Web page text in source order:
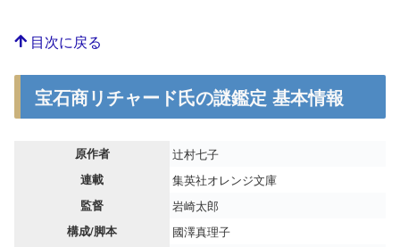
目次に戻る
宝石商リチャード氏の謎鑑定 基本情報
原作者 辻村七子
連載 集英社オレンジ文庫
監督 岩崎太郎
構成/脚本 國澤真理子